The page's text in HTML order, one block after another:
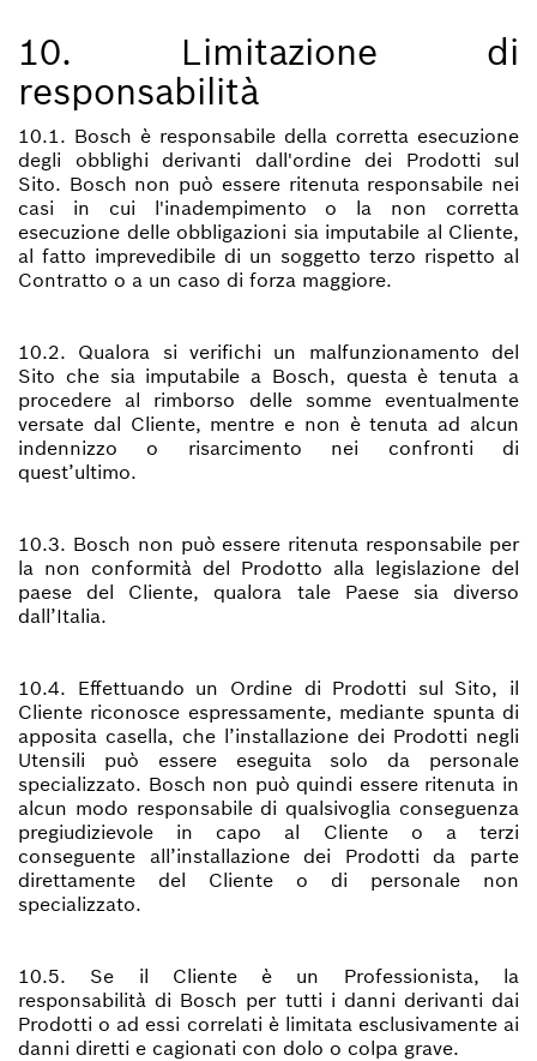
10. Limitazione di
responsabilità
10.1. Bosch è responsabile della corretta esecuzione
degli obblighi derivanti dall'ordine dei Prodotti sul
Sito. Bosch non può essere ritenuta responsabile nei
casi in cui l'inadempimento o la non corretta
esecuzione delle obbligazioni sia imputabile al Cliente,
al fatto imprevedibile di un soggetto terzo rispetto al
Contratto o a un caso di forza maggiore.
10.2. Qualora si verifichi un malfunzionamento del
Sito che sia imputabile a Bosch, questa è tenuta a
procedere al rimborso delle somme eventualmente
versate dal Cliente, mentre e non è tenuta ad alcun
indennizzo o risarcimento nei confronti di
quest’ultimo.
10.3. Bosch non può essere ritenuta responsabile per
la non conformità del Prodotto alla legislazione del
paese del Cliente, qualora tale Paese sia diverso
dall’Italia.
10.4. Effettuando un Ordine di Prodotti sul Sito, il
Cliente riconosce espressamente, mediante spunta di
apposita casella, che l’installazione dei Prodotti negli
Utensili può essere eseguita solo da personale
specializzato. Bosch non può quindi essere ritenuta in
alcun modo responsabile di qualsivoglia conseguenza
pregiudizievole in capo al Cliente o a terzi
conseguente all’installazione dei Prodotti da parte
direttamente del Cliente o di personale non
specializzato.
10.5. Se il Cliente è un Professionista, la
responsabilità di Bosch per tutti i danni derivanti dai
Prodotti o ad essi correlati è limitata esclusivamente ai
danni diretti e cagionati con dolo o colpa grave.